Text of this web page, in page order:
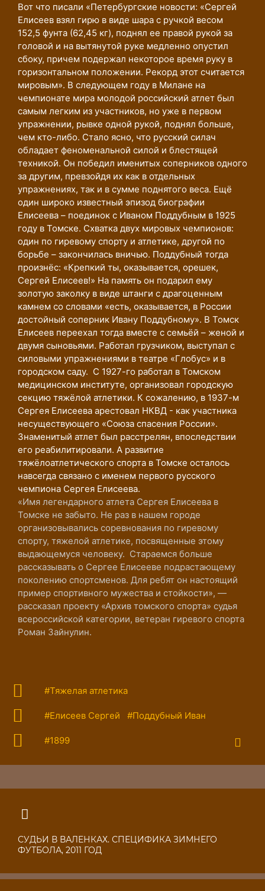
Вот что писали «Петербургские новости: «Сергей
Елисеев взял гирю в виде шара с ручкой весом
152,5 фунта (62,45 кг), поднял ее правой рукой за
головой и на вытянутой руке медленно опустил
сбоку, причем подержал некоторое время руку в
горизонтальном положении. Рекорд этот считается
мировым». В следующем году в Милане на
чемпионате мира молодой российский атлет был
самым легким из участников, но уже в первом
упражнении, рывке одной рукой, поднял больше,
чем кто-либо. Стало ясно, что русский силач
обладает феноменальной силой и блестящей
техникой. Он победил именитых соперников одного
за другим, превзойдя их как в отдельных
упражнениях, так и в сумме поднятого веса. Ещё
один широко известный эпизод биографии
Елисеева – поединок с Иваном Поддубным в 1925
году в Томске. Схватка двух мировых чемпионов:
один по гиревому спорту и атлетике, другой по
борьбе – закончилась вничью. Поддубный тогда
произнёс: «Крепкий ты, оказывается, орешек,
Сергей Елисеев!» На память он подарил ему
золотую заколку в виде штанги с драгоценным
камнем со словами «есть, оказывается, в России
достойный соперник Ивану Поддубному». В Томск
Елисеев переехал тогда вместе с семьёй – женой и
двумя сыновьями. Работал грузчиком, выступал с
силовыми упражнениями в театре «Глобус» и в
городском саду. С 1927-го работал в Томском
медицинском институте, организовал городскую
секцию тяжёлой атлетики. К сожалению, в 1937-м
Сергея Елисеева арестовал НКВД - как участника
несуществующего «Союза спасения России».
Знаменитый атлет был расстрелян, впоследствии
его реабилитировали. А развитие
тяжёлоатлетического спорта в Томске осталось
навсегда связано с именем первого русского
чемпиона Сергея Елисеева.
«Имя легендарного атлета Сергея Елисеева в
Томске не забыто. Не раз в нашем городе
организовывались соревнования по гиревому
спорту, тяжелой атлетике, посвященные этому
выдающемуся человеку. Стараемся больше
рассказывать о Сергее Елисееве подрастающему
поколению спортсменов. Для ребят он настоящий
пример спортивного мужества и стойкости», —
рассказал проекту «Архив томского спорта» судья
всероссийской категории, ветеран гиревого спорта
Роман Зайнулин.
#Тяжелая атлетика
#Елисеев Сергей #Поддубный Иван
#1899
СУДЬИ В ВАЛЕНКАХ. СПЕЦИФИКА ЗИМНЕГО
ФУТБОЛА, 2011 ГОД